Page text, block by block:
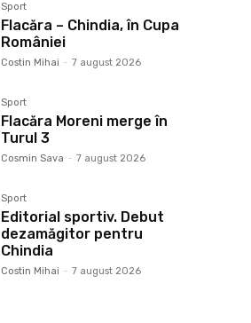
Sport
Flacăra – Chindia, în Cupa
României
Costin Mihai - 7 august 2026
Sport
Flacăra Moreni merge în
Turul 3
Cosmin Sava - 7 august 2026
Sport
Editorial sportiv. Debut
dezamăgitor pentru
Chindia
Costin Mihai - 7 august 2026